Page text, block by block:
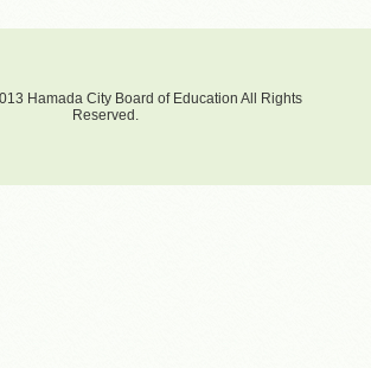
Hamada City Board of Education All Rights
Reserved.